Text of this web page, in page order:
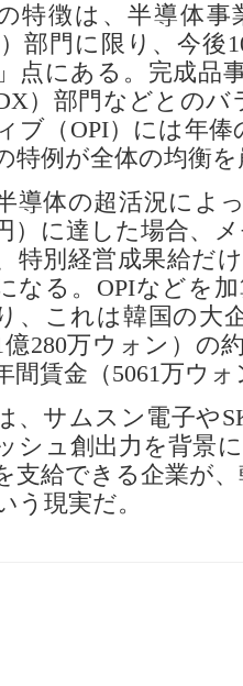
特徴は、半導体
）部門に限り、今後
点にある。完成品
）部門などとのバ
ブ（ OPI）には年俸
特例が全体の均衡
導体の超活況によ
）に達した場合、
特別 経営成果給だ
なる。 OPIなどを
、これは韓 国の大
億280万ウォン）の
間賃金（5061万ウォ
、サムスン電子や
シュ創出力を背景
支給できる企業が
う現実だ。